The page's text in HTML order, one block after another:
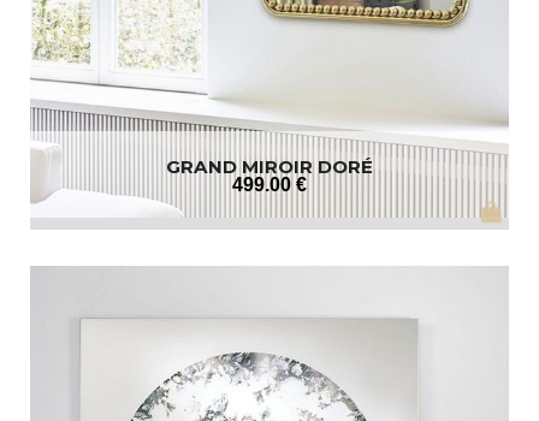
GRAND MIROIR DORÉ
499.00 €